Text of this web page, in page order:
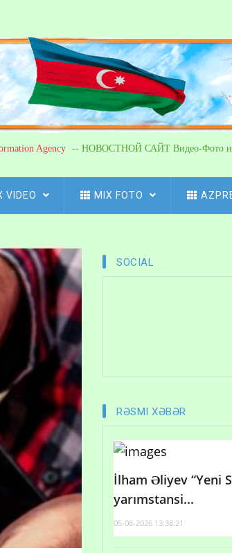
Agency -- НОВОСТНОЙ САЙТ Видео-Фото
VIDEO MIX FOTO
SOCIAL
RƏSMI XƏBƏR
İlham Əliyev “Yeni
yarımstansi...
05-08-2026 13:38:21